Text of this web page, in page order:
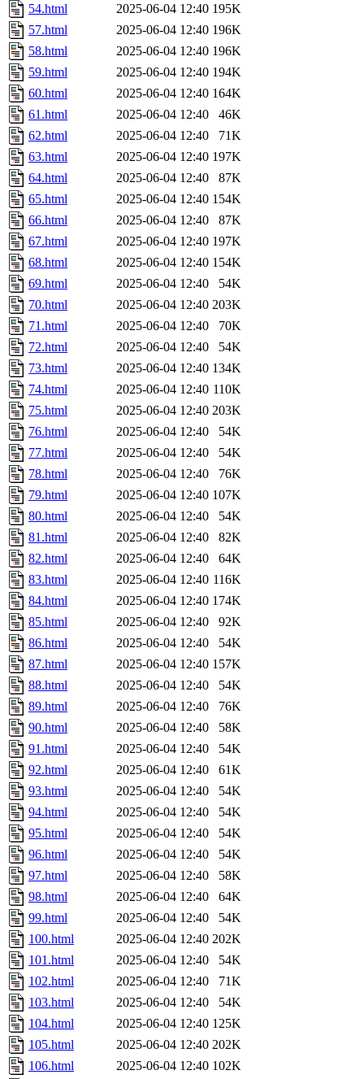
54.html
2025-06-04 12:40 195K
57.html
2025-06-04 12:40 196K
58.html
2025-06-04 12:40 196K
59.html
2025-06-04 12:40 194K
60.html
2025-06-04 12:40 164K
61.html
2025-06-04 12:40
46K
62.html
2025-06-04 12:40
71K
63.html
2025-06-04 12:40 197K
64.html
2025-06-04 12:40
87K
65.html
2025-06-04 12:40 154K
66.html
2025-06-04 12:40
87K
67.html
2025-06-04 12:40 197K
68.html
2025-06-04 12:40 154K
69.html
2025-06-04 12:40
54K
70.html
2025-06-04 12:40 203K
71.html
2025-06-04 12:40
70K
72.html
2025-06-04 12:40
54K
73.html
2025-06-04 12:40 134K
74.html
2025-06-04 12:40 110K
75.html
2025-06-04 12:40 203K
76.html
2025-06-04 12:40
54K
77.html
2025-06-04 12:40
54K
78.html
2025-06-04 12:40
76K
79.html
2025-06-04 12:40 107K
80.html
2025-06-04 12:40
54K
81.html
2025-06-04 12:40
82K
82.html
2025-06-04 12:40
64K
83.html
2025-06-04 12:40 116K
84.html
2025-06-04 12:40 174K
85.html
2025-06-04 12:40
92K
86.html
2025-06-04 12:40
54K
87.html
2025-06-04 12:40 157K
88.html
2025-06-04 12:40
54K
89.html
2025-06-04 12:40
76K
90.html
2025-06-04 12:40
58K
91.html
2025-06-04 12:40
54K
92.html
2025-06-04 12:40
61K
93.html
2025-06-04 12:40
54K
94.html
2025-06-04 12:40
54K
95.html
2025-06-04 12:40
54K
96.html
2025-06-04 12:40
54K
97.html
2025-06-04 12:40
58K
98.html
2025-06-04 12:40
64K
99.html
2025-06-04 12:40
54K
100.html
2025-06-04 12:40 202K
101.html
2025-06-04 12:40
54K
102.html
2025-06-04 12:40
71K
103.html
2025-06-04 12:40
54K
104.html
2025-06-04 12:40 125K
105.html
2025-06-04 12:40 202K
106.html
2025-06-04 12:40 102K